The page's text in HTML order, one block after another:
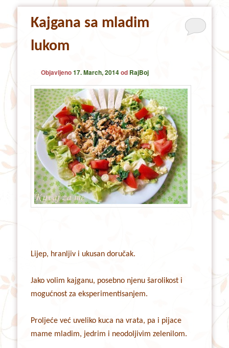
Kajgana sa mladim
lukom
Objavljeno17. March, 2014od RajBoj
Lijep, hranljiv i ukusan doručak.
Jako volim kajganu, posebno njenu šarolikost i
mogućnost za eksperimentisanjem.
Proljeće već uveliko kuca na vrata, pa i pijace
mame mladim, jedrim i neodoljivim zelenilom.